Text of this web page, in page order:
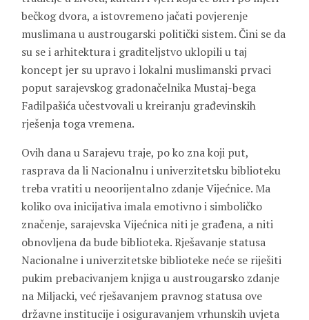
bečkog dvora, a istovremeno jačati povjerenje
muslimana u austrougarski politički sistem. Čini se da
su se i arhitektura i graditeljstvo uklopili u taj
koncept jer su upravo i lokalni muslimanski prvaci
poput sarajevskog gradonačelnika Mustaj-bega
Fadilpašića učestvovali u kreiranju građevinskih
rješenja toga vremena.
Ovih dana u Sarajevu traje, po ko zna koji put,
rasprava da li Nacionalnu i univerzitetsku biblioteku
treba vratiti u neoorijentalno zdanje Vijećnice. Ma
koliko ova inicijativa imala emotivno i simboličko
značenje, sarajevska Vijećnica niti je građena, a niti
obnovljena da bude biblioteka. Rješavanje statusa
Nacionalne i univerzitetske biblioteke neće se riješiti
pukim prebacivanjem knjiga u austrougarsko zdanje
na Miljacki, već rješavanjem pravnog statusa ove
državne institucije i osiguravanjem vrhunskih uvjeta